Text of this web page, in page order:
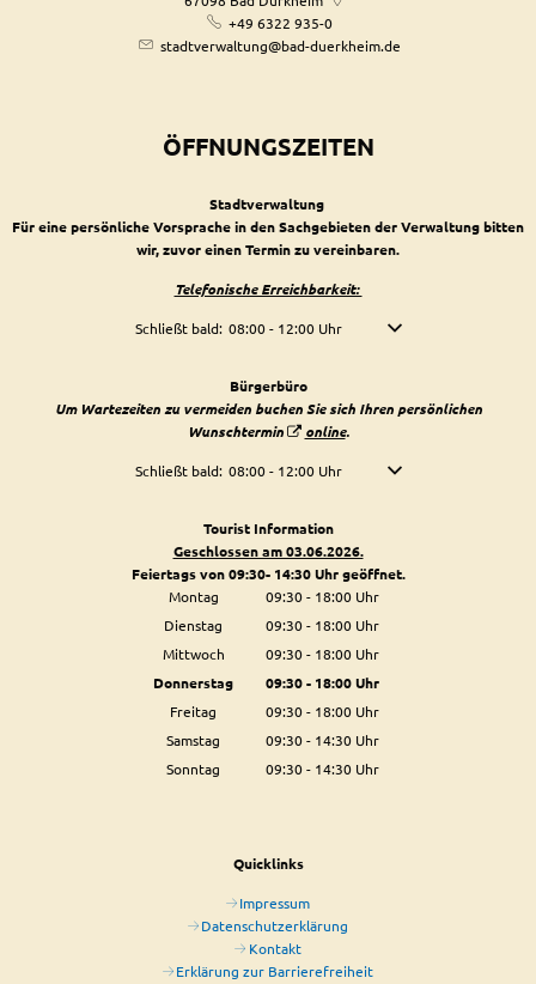
+49 6322 935-0
stadtverwaltung@bad-duerkheim.de
ÖFFNUNGSZEITEN
Stadtverwaltung
Für eine persönliche Vorsprache in den Sachgebieten der Verwaltung bitten
wir, zuvor einen Termin zu vereinbaren.
Telefonische Erreichbarkeit:
Klicken, um weitere Öffnungs- oder Schließzeiten
Schließt bald: 08:00- 12:00Uhr Von 08:00 bis 12:00 Uhr
Bürgerbüro
Um Wartezeiten zu vermeiden buchen Sie sich Ihren persönlichen
Wunschtermin
online.
Klicken, um weitere Öffnungs- oder Schließzeiten
Schließt bald: 08:00- 12:00Uhr Von 08:00 bis 12:00 Uhr
Tourist Information
Geschlossen am 03.06.2026.
Feiertags von 09:30- 14:30 Uhr geöffnet.
Montag
09:30- 18:00Uhr
Von 09:30 bis 18:00 Uhr
Dienstag 09:30- 18:00Uhr
Von 09:30 bis 18:00 Uhr
Mittwoch 09:30- 18:00Uhr
Von 09:30 bis 18:00 Uhr
Donnerstag 09:30- 18:00Uhr
Von 09:30 bis 18:00 Uhr
Freitag 09:30- 18:00Uhr
Von 09:30 bis 18:00 Uhr
Samstag 09:30- 14:30Uhr
Von 09:30 bis 14:30 Uhr
Sonntag 09:30- 14:30Uhr
Quicklinks
Impressum
Datenschutzerklärung
Kontakt
Erklärung zur Barrierefreiheit